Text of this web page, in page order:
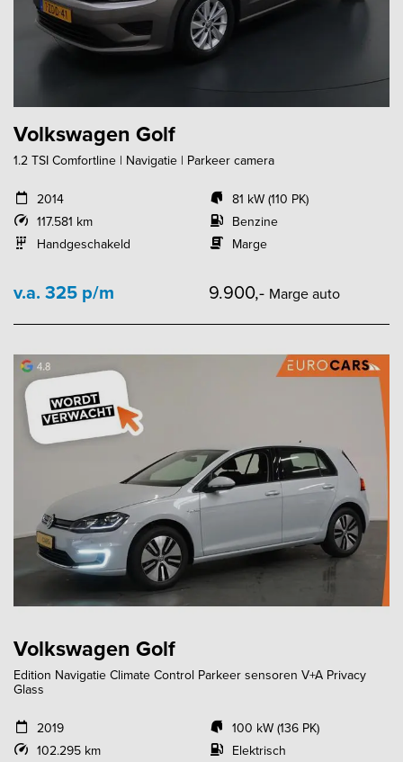
Volkswagen Golf
1.2 TSI Comfortline | Navigatie | Parkeer camera
2014
117.581 km
Handgeschakeld
81 kW (110 PK)
Benzine
Marge
v.a. 325 p/m 9.900,- Marge auto
Volkswagen Golf
Edition Navigatie Climate Control Parkeer sensoren V+A Privacy
Glass
2019
102.295 km
100 kW (136 PK)
Elektrisch